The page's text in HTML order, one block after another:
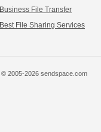
Business File Transfer
Best File Sharing Services
© 2005-2026 sendspace.com